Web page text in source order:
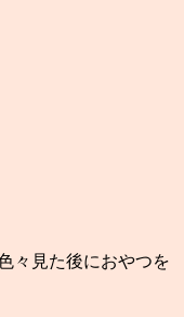
々見た後におやつを